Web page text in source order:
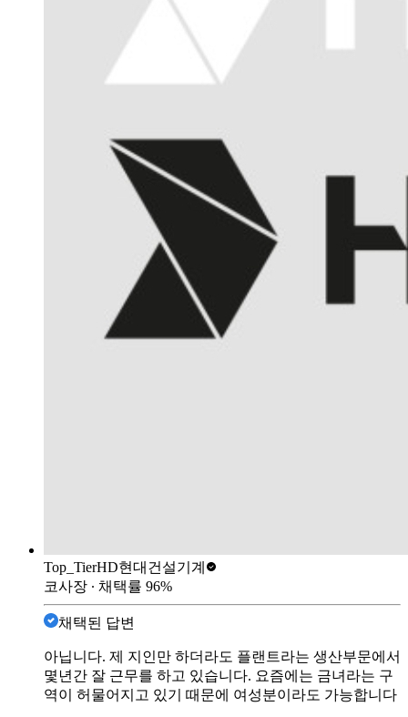
Top_TierHD현대건설기계
코사장 ∙ 채택률 96%
채택된 답변
아닙니다. 제 지인만 하더라도 플랜트라는 생산부문에서
몇년간 잘 근무를 하고 있습니다. 요즘에는 금녀라는 구
역이 허물어지고 있기 때문에 여성분이라도 가능합니다